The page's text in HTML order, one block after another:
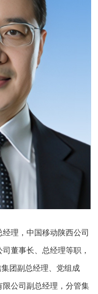
理，中国移动陕西公司
董事长、总经理等职，
团副总经理、党组成
限公司副总经理，分管集